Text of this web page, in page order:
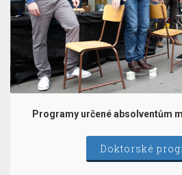
Programy určené absolventům
Doktorské